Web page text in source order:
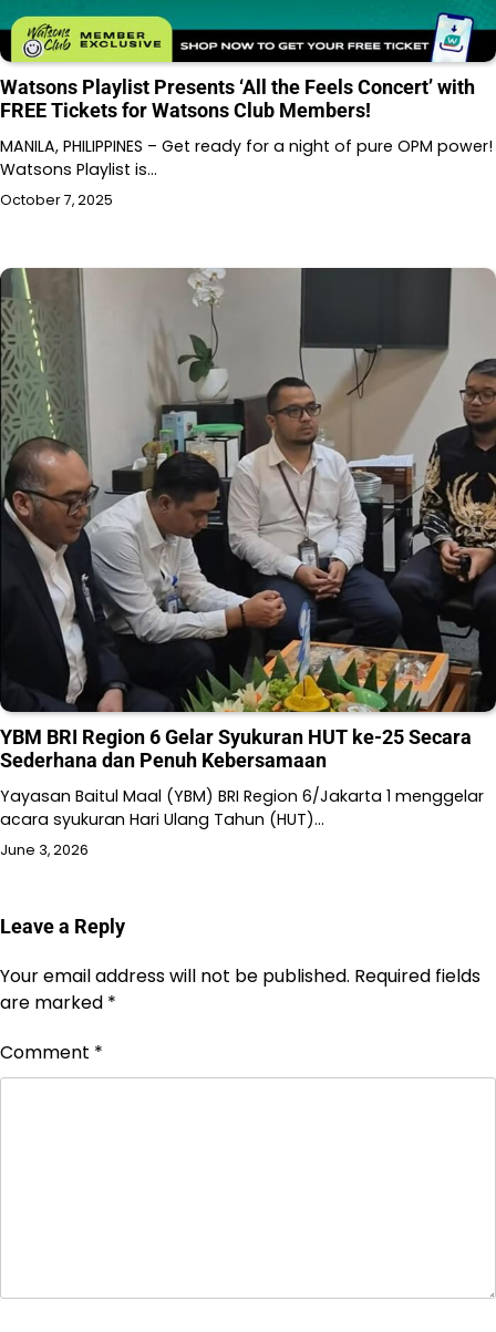
Watsons Playlist Presents ‘All the Feels Concert’ with
FREE Tickets for Watsons Club Members!
MANILA, PHILIPPINES – Get ready for a night of pure OPM power!
Watsons Playlist is…
October 7, 2025
YBM BRI Region 6 Gelar Syukuran HUT ke-25 Secara
Sederhana dan Penuh Kebersamaan
Yayasan Baitul Maal (YBM) BRI Region 6/Jakarta 1 menggelar
acara syukuran Hari Ulang Tahun (HUT)…
June 3, 2026
Leave a Reply
Your email address will not be published. Required fields
are marked *
Comment *